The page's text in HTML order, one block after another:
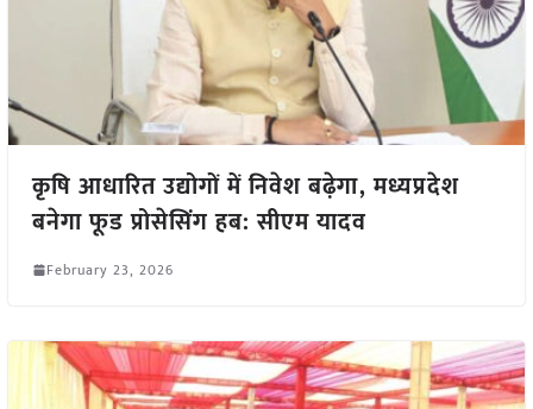
कृषि आधारित उद्योगों में निवेश बढ़ेगा, मध्यप्रदेश
बनेगा फूड प्रोसेसिंग हब: सीएम यादव
February 23, 2026